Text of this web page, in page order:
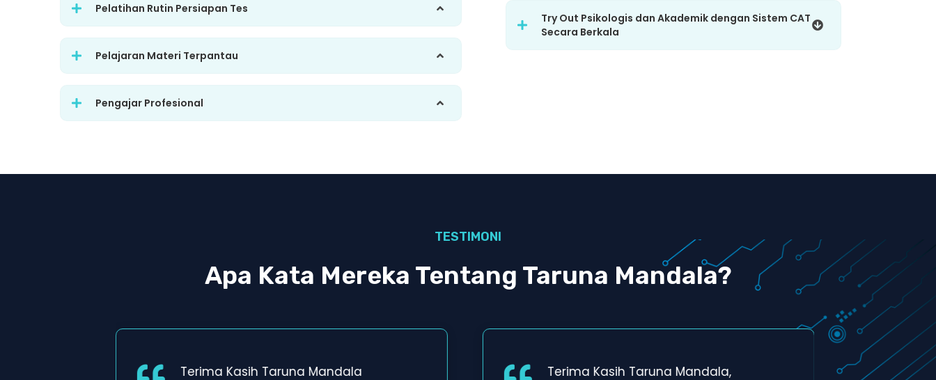
Pelatihan Rutin Persiapan Tes
Pelajaran Materi Terpantau
Pengajar Profesional
Try Out Psikologis dan Akademik dengan Sistem CAT
Secara Berkala
TESTIMONI
Apa Kata Mereka Tentang Taruna Mandala?
Terima Kasih Taruna Mandala
Terima Kasih Taruna Mandala,